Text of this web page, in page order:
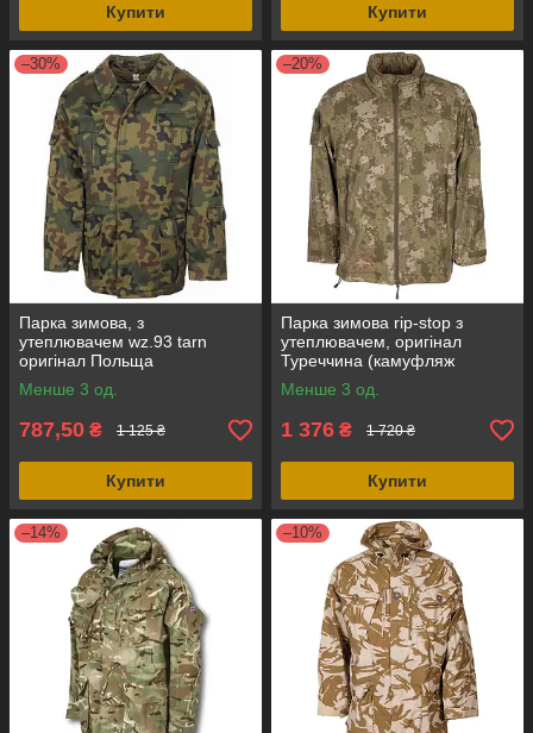
Купити Купити
–30%
Парка зимова, з
утеплювачем wz.93 tarn
оригінал Польща
Менше 3 од.
787,50 ₴ 1 125 ₴
Купити
–20%
Парка зимова rip-stop з
утеплювачем, оригінал
Туреччина (камуфляж
M2021)
Менше 3 од.
1 376 ₴ 1 720 ₴
Купити
–14% –10%